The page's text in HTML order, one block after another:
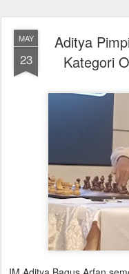
MAY
23
Aditya
Kategori